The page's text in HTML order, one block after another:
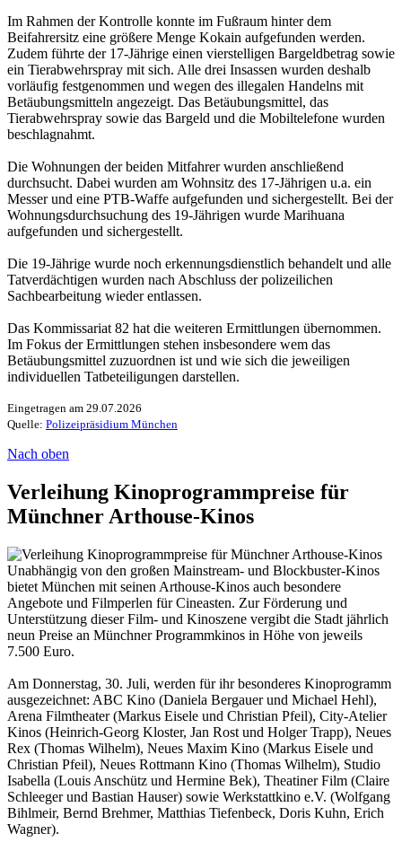
Im Rahmen der Kontrolle konnte im Fußraum hinter dem
Beifahrersitz eine größere Menge Kokain aufgefunden werden.
Zudem führte der 17-Jährige einen vierstelligen Bargeldbetrag sowie
ein Tierabwehrspray mit sich. Alle drei Insassen wurden deshalb
vorläufig festgenommen und wegen des illegalen Handelns mit
Betäubungsmitteln angezeigt. Das Betäubungsmittel, das
Tierabwehrspray sowie das Bargeld und die Mobiltelefone wurden
beschlagnahmt.
Die Wohnungen der beiden Mitfahrer wurden anschließend
durchsucht. Dabei wurden am Wohnsitz des 17-Jährigen u.a. ein
Messer und eine PTB-Waffe aufgefunden und sichergestellt. Bei der
Wohnungsdurchsuchung des 19-Jährigen wurde Marihuana
aufgefunden und sichergestellt.
Die 19-Jährige wurde noch erkennungsdienstlich behandelt und alle
Tatverdächtigen wurden nach Abschluss der polizeilichen
Sachbearbeitung wieder entlassen.
Das Kommissariat 82 hat die weiteren Ermittlungen übernommen.
Im Fokus der Ermittlungen stehen insbesondere wem das
Betäubungsmittel zuzuordnen ist und wie sich die jeweiligen
individuellen Tatbeteiligungen darstellen.
Eingetragen am 29.07.2026
Quelle: Polizeipräsidium München
Nach oben
Verleihung Kinoprogrammpreise für
Münchner Arthouse-Kinos
Unabhängig von den großen Mainstream- und Blockbuster-Kinos
bietet München mit seinen Arthouse-Kinos auch besondere
Angebote und Filmperlen für Cineasten. Zur Förderung und
Unterstützung dieser Film- und Kinoszene vergibt die Stadt jährlich
neun Preise an Münchner Programmkinos in Höhe von jeweils
7.500 Euro.
Am Donnerstag, 30. Juli, werden für ihr besonderes Kinoprogramm
ausgezeichnet: ABC Kino (Daniela Bergauer und Michael Hehl),
Arena Filmtheater (Markus Eisele und Christian Pfeil), City-Atelier
Kinos (Heinrich-Georg Kloster, Jan Rost und Holger Trapp), Neues
Rex (Thomas Wilhelm), Neues Maxim Kino (Markus Eisele und
Christian Pfeil), Neues Rottmann Kino (Thomas Wilhelm), Studio
Isabella (Louis Anschütz und Hermine Bek), Theatiner Film (Claire
Schleeger und Bastian Hauser) sowie Werkstattkino e.V. (Wolfgang
Bihlmeir, Bernd Brehmer, Matthias Tiefenbeck, Doris Kuhn, Erich
Wagner).